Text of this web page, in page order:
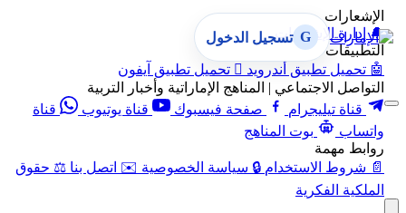
الإشعارات
🔔 إدارة الإشعارات
التطبيقات
🤖 تحميل تطبيق أندرويد  تحميل تطبيق آيفون
التواصل الاجتماعي | المناهج الإماراتية وأخبار التربية
قناة تيليجرام
صفحة فيسبوك قناة يوتيوب
قناة
واتساب
بوت المناهج
روابط مهمة
📄 شروط الاستخدام 🔒 سياسة الخصوصية ✉️ اتصل بنا ⚖️ حقوق
الملكية الفكرية
G تسجيل الدخول